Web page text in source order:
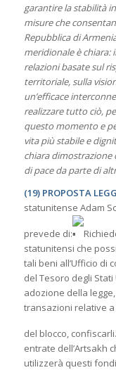
garantire la stabilità
misure che
Repubblica di
meridionale è chiara:
relazioni basate sul
territoriale, sulla
un’efficace
realizzare tutto ciò,
questo momento e
vita più stabile e
chiara dimostrazione
di pace da parte di
(19) PROPOSTA
statunitense Adam
prevede di:
statunitensi che
tali beni all’Ufficio di
del Tesoro degli
adozione della
transazioni relative
del blocco, confiscarli.
entrate dell’Artsakh
utilizzerà questi